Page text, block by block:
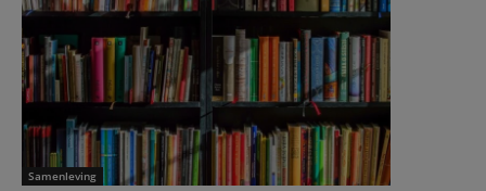
Samenleving